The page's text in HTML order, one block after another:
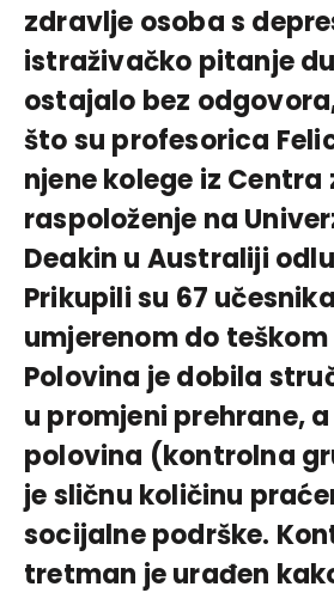
zdravlje osoba s
istraživačko pitanje
ostajalo bez
što su profesorica
njene kolege iz Centra
raspoloženje na
Deakin u Australiji
Prikupili su 67
umjerenom do
Polovina je dobila
u promjeni prehrane,
polovina (kontrolna
je sličnu količinu
socijalne podrške.
tretman je urađen